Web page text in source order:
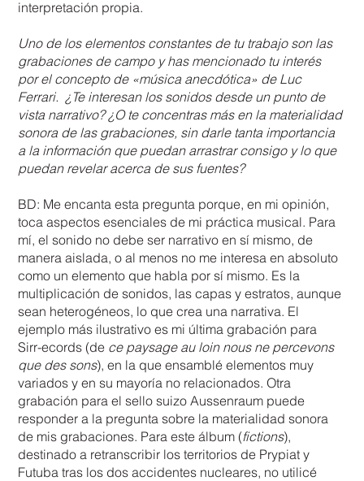
interpretación propia.
Uno de los elementos constantes de tu trabajo son las
grabaciones de campo y has mencionado tu interés
por el concepto de «música anecdótica» de Luc
Ferrari. ¿Te interesan los sonidos desde un punto de
vista narrativo? ¿O te concentras más en la materialidad
sonora de las grabaciones, sin darle tanta importancia
a la información que puedan arrastrar consigo y lo que
puedan revelar acerca de sus fuentes?
BD: Me encanta esta pregunta porque, en mi opinión,
toca aspectos esenciales de mi práctica musical. Para
mí, el sonido no debe ser narrativo en sí mismo, de
manera aislada, o al menos no me interesa en absoluto
como un elemento que habla por sí mismo. Es la
multiplicación de sonidos, las capas y estratos, aunque
sean heterogéneos, lo que crea una narrativa. El
ejemplo más ilustrativo es mi última grabación para
Sirr-ecords (de ce paysage au loin nous ne percevons
que des sons), en la que ensamblé elementos muy
variados y en su mayoría no relacionados. Otra
grabación para el sello suizo Aussenraum puede
responder a la pregunta sobre la materialidad sonora
de mis grabaciones. Para este álbum (fictions),
destinado a retranscribir los territorios de Prypiat y
Futuba tras los dos accidentes nucleares, no utilicé